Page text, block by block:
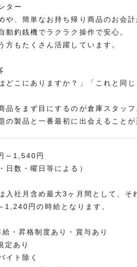
ター
や、簡単なお持ち帰り商品のお会計
動釣銭機でラクラク操作で安心。
方もたくさん活躍しています。
どこにありますか？」「これと同
品をまず目にするのが倉庫スタッフ
の製品と一番最初に出会えること
～1,540円
日数・曜日等による）
入社月含め最大3ヶ月間として、そ
円の時給となります。
・昇格制度あり・賞与あり
あり
ト除く